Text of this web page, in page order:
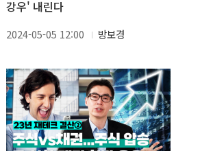
강우' 내린다
2024-05-05 12:00 방보경